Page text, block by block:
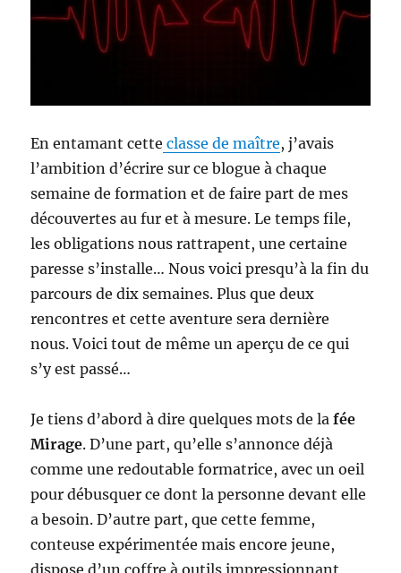
En entamant cette classe de maître, j’avais
l’ambition d’écrire sur ce blogue à chaque
semaine de formation et de faire part de mes
découvertes au fur et à mesure. Le temps file,
les obligations nous rattrapent, une certaine
paresse s’installe… Nous voici presqu’à la fin du
parcours de dix semaines. Plus que deux
rencontres et cette aventure sera dernière
nous. Voici tout de même un aperçu de ce qui
s’y est passé…
Je tiens d’abord à dire quelques mots de lafée
Mirage. D’une part, qu’elle s’annonce déjà
comme une redoutable formatrice, avec un oeil
pour débusquer ce dont la personne devant elle
a besoin. D’autre part, que cette femme,
conteuse expérimentée mais encore jeune,
dispose d’un coffre à outils impressionnant